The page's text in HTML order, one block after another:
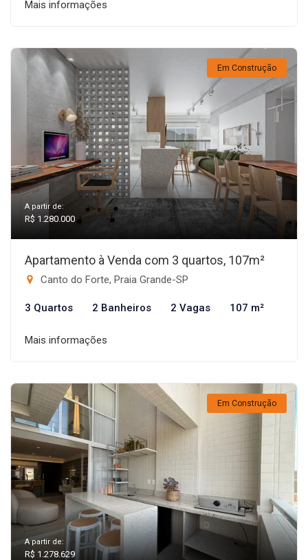
Mais informações
Em Construção
A partir de:
R$ 1.280.000
Apartamento à Venda com 3 quartos, 107m²
Canto do Forte, Praia Grande-SP
3 Quartos 2 Banheiros 2 Vagas 107 m²
Mais informações
Em Construção
A partir de:
R$ 1.278.629